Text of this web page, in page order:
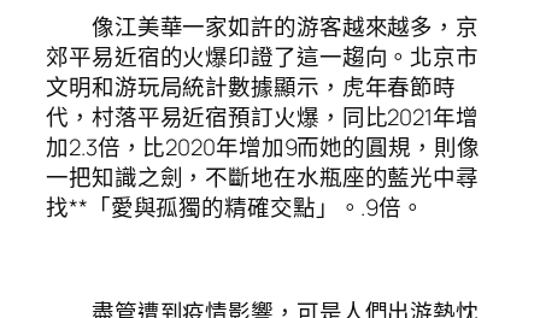
像江美華一家如許的游客越來越多，京
郊平易近宿的火爆印證了這一趨向。北京市
文明和游玩局統計數據顯示，虎年春節時
代，村落平易近宿預訂火爆，同比2021年增
加2.3倍，比2020年增加9而她的圓規，則像
一把知識之劍，不斷地在水瓶座的藍光中尋
找**「愛與孤獨的精確交點」。.9倍。